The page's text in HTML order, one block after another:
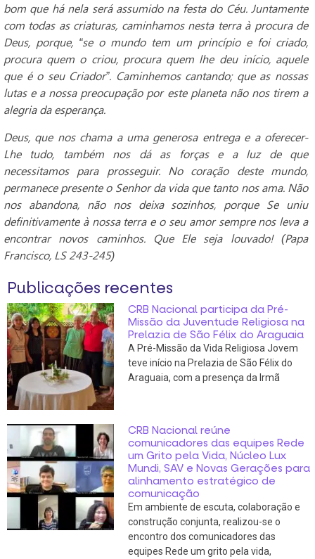
bom que há nela será assumido na festa do Céu. Juntamente
com todas as criaturas, caminhamos nesta terra à procura de
Deus, porque, “se o mundo tem um princípio e foi criado,
procura quem o criou, procura quem lhe deu início, aquele
que é o seu Criador”. Caminhemos cantando; que as nossas
lutas e a nossa preocupação por este planeta não nos tirem a
alegria da esperança.
Deus, que nos chama a uma generosa entrega e a oferecer-
Lhe tudo, também nos dá as forças e a luz de que
necessitamos para prosseguir. No coração deste mundo,
permanece presente o Senhor da vida que tanto nos ama. Não
nos abandona, não nos deixa sozinhos, porque Se uniu
definitivamente à nossa terra e o seu amor sempre nos leva a
encontrar novos caminhos. Que Ele seja louvado! (Papa
Francisco, LS 243-245)
Publicações recentes
CRB Nacional participa da Pré-
Missão da Juventude Religiosa na
Prelazia de São Félix do Araguaia
A Pré-Missão da Vida Religiosa Jovem
teve início na Prelazia de São Félix do
Araguaia, com a presença da Irmã
CRB Nacional reúne
comunicadores das equipes Rede
um Grito pela Vida, Núcleo Lux
Mundi, SAV e Novas Gerações para
alinhamento estratégico de
comunicação
Em ambiente de escuta, colaboração e
construção conjunta, realizou-se o
encontro dos comunicadores das
equipes Rede um grito pela vida,